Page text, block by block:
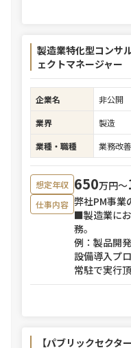
製造業特化型コンサ
ェクトマネージャー
企業名
非公開
業界
製造
業種・職種
業務改
想定年収 650万円〜
仕事内容 弊社PM事業
■製造業に
務。
例：製品開
設備導入プ
常駐で実行頂
【パブリックセクタ